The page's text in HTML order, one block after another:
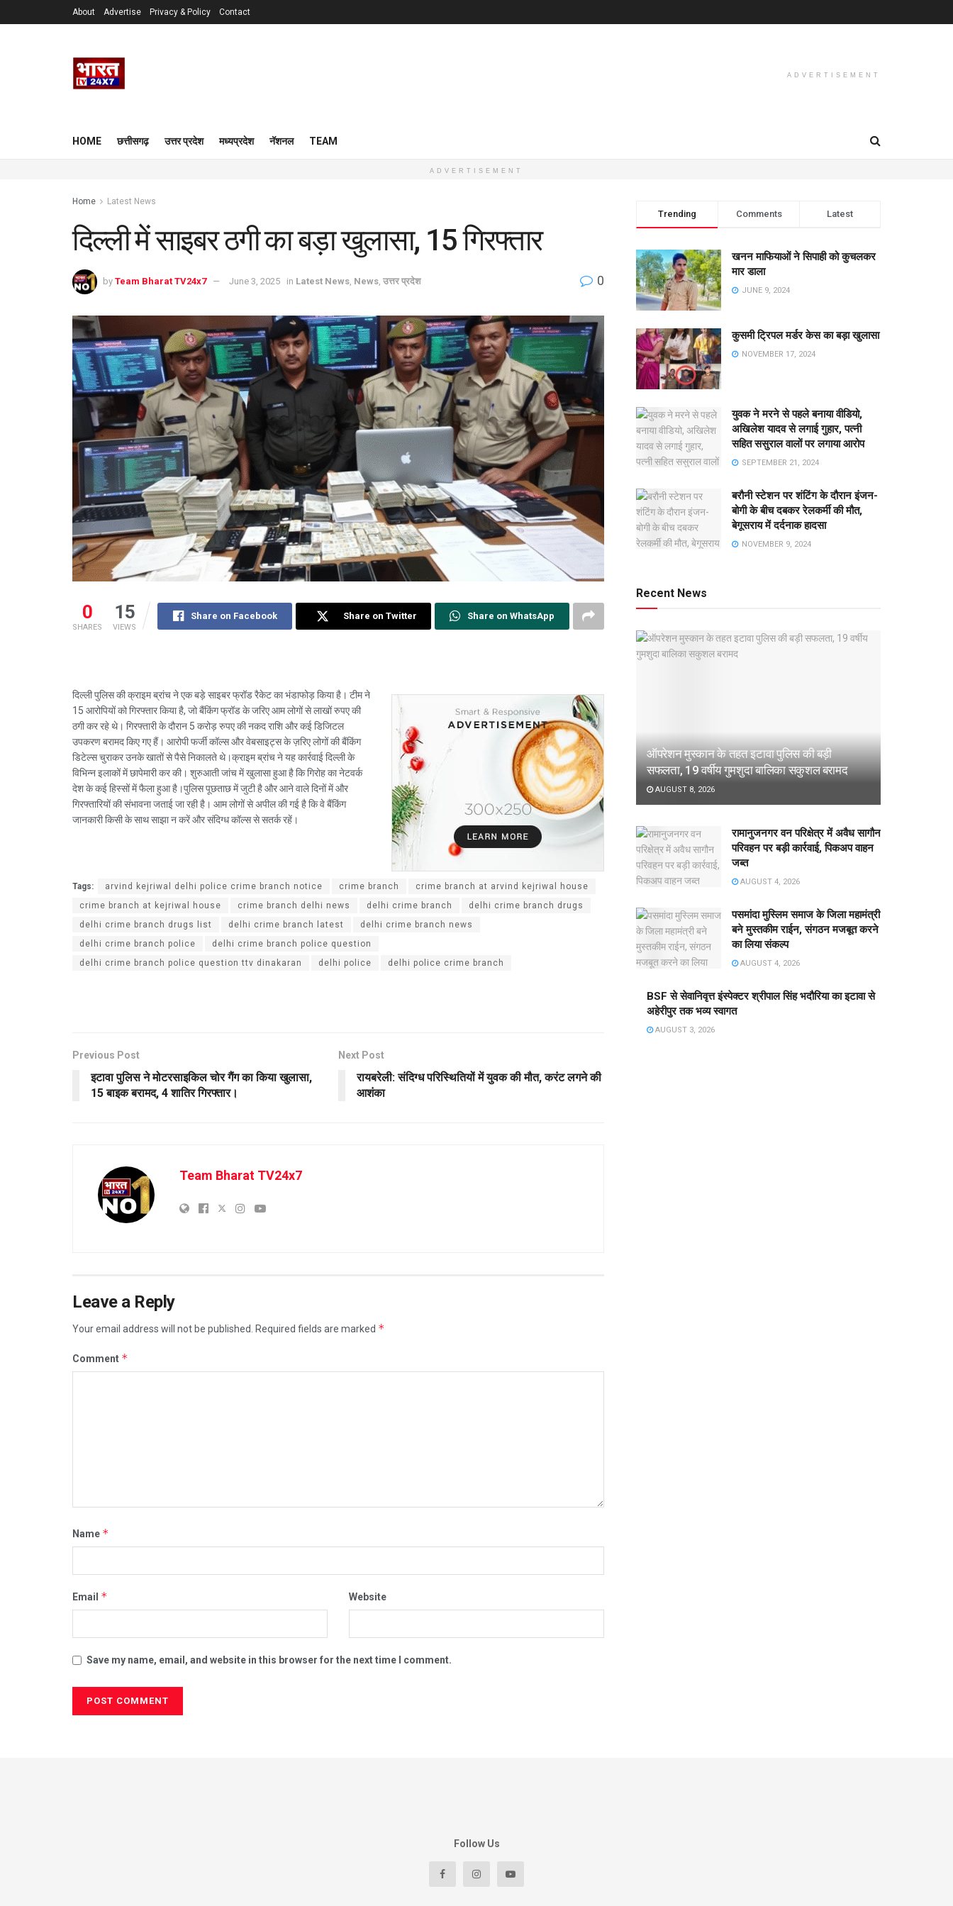
About Advertise Privacy & Policy Contact
ADVERTISEMENT
HOME छत्तीसगढ़ उत्तर प्रदेश मध्यप्रदेश नॅशनल TEAM
ADVERTISEMENT
Home Latest News
दिल्ली में साइबर ठगी का बड़ा खुलासा, 15 गिरफ्तार
by Team Bharat TV24x7 June 3, 2025 in Latest News News उत्तर प्रदेश 0
0
SHARES
15
VIEWS
Share on Facebook Share on Twitter Share on WhatsApp
दिल्ली पुलिस की क्राइम ब्रांच ने एक बड़े साइबर फ्रॉड रैकेट का भंडाफोड़ किया है। टीम ने
15 आरोपियों को गिरफ्तार किया है, जो बैंकिंग फ्रॉड के जरिए आम लोगों से लाखों रुपए की
ठगी कर रहे थे। गिरफ्तारी के दौरान 5 करोड़ रुपए की नकद राशि और कई डिजिटल
उपकरण बरामद किए गए हैं। आरोपी फर्जी कॉल्स और वेबसाइट्स के ज़रिए लोगों की बैंकिंग
डिटेल्स चुराकर उनके खातों से पैसे निकालते थे।क्राइम ब्रांच ने यह कार्रवाई दिल्ली के
विभिन्न इलाकों में छापेमारी कर की। शुरुआती जांच में खुलासा हुआ है कि गिरोह का नेटवर्क
देश के कई हिस्सों में फैला हुआ है।पुलिस पूछताछ में जुटी है और आने वाले दिनों में और
गिरफ्तारियों की संभावना जताई जा रही है। आम लोगों से अपील की गई है कि वे बैंकिंग
जानकारी किसी के साथ साझा न करें और संदिग्ध कॉल्स से सतर्क रहें।
Tags: arvind kejriwal delhi police crime branch notice crime branch
crime branch at arvind kejriwal house
crime branch at kejriwal house
crime branch delhi news delhi crime branch
delhi crime branch drugs
delhi crime branch drugs list
delhi crime branch latest
delhi crime branch news
delhi crime branch police
delhi crime branch police question
delhi crime branch police question ttv dinakaran
delhi police delhi police crime branch
Previous Post
इटावा पुलिस ने मोटरसाइकिल चोर गैंग का किया खुलासा,
15 बाइक बरामद, 4 शातिर गिरफ्तार।
Next Post
रायबरेली: संदिग्ध परिस्थितियों में युवक की मौत, करंट लगने की
आशंका
Team Bharat TV24x7
Leave a Reply
Your email address will not be published. Required fields are marked *
Comment *
Name *
Email * Website
Save my name, email, and website in this browser for the next time I comment.
Trending Comments Latest
खनन माफियाओं ने सिपाही को कुचलकर
मार डाला
JUNE 9, 2024
कुसमी ट्रिपल मर्डर केस का बड़ा खुलासा
NOVEMBER 17, 2024
युवक ने मरने से पहले बनाया वीडियो,
अखिलेश यादव से लगाई गुहार, पत्नी
सहित ससुराल वालों पर लगाया आरोप
SEPTEMBER 21, 2024
बरौनी स्टेशन पर शंटिंग के दौरान इंजन-
बोगी के बीच दबकर रेलकर्मी की मौत,
बेगूसराय में दर्दनाक हादसा
NOVEMBER 9, 2024
Recent News
ऑपरेशन मुस्कान के तहत इटावा पुलिस की बड़ी
सफलता, 19 वर्षीय गुमशुदा बालिका सकुशल बरामद
AUGUST 8, 2026
रामानुजनगर वन परिक्षेत्र में अवैध सागौन
परिवहन पर बड़ी कार्रवाई, पिकअप वाहन
जब्त
AUGUST 4, 2026
पसमांदा मुस्लिम समाज के जिला महामंत्री
बने मुस्तकीम राईन, संगठन मजबूत करने
का लिया संकल्प
AUGUST 4, 2026
BSF से सेवानिवृत्त इंस्पेक्टर श्रीपाल सिंह भदौरिया का इटावा से
अहेरीपुर तक भव्य स्वागत
AUGUST 3, 2026
Follow Us